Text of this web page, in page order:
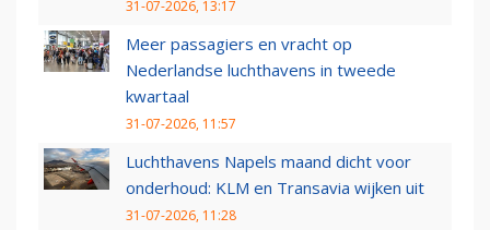
31-07-2026, 13:17
Meer passagiers en vracht op
Nederlandse luchthavens in tweede
kwartaal
31-07-2026, 11:57
Luchthavens Napels maand dicht voor
onderhoud: KLM en Transavia wijken uit
31-07-2026, 11:28